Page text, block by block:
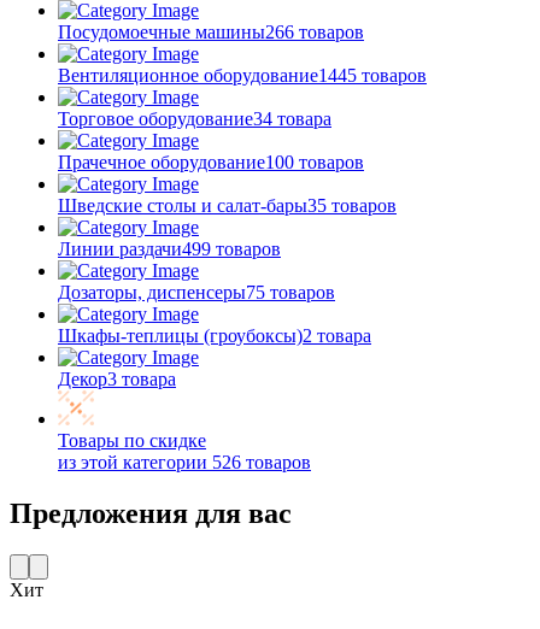
Посудомоечные машины266 товаров
Вентиляционное оборудование1445 товаров
Торговое оборудование34 товара
Прачечное оборудование100 товаров
Шведские столы и салат-бары35 товаров
Линии раздачи499 товаров
Дозаторы, диспенсеры75 товаров
Шкафы-теплицы (гроубоксы)2 товара
Декор3 товара
Товары по скидке
из этой категории 526 товаров
Предложения для вас
Хит